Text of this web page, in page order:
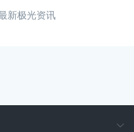
新极光资讯